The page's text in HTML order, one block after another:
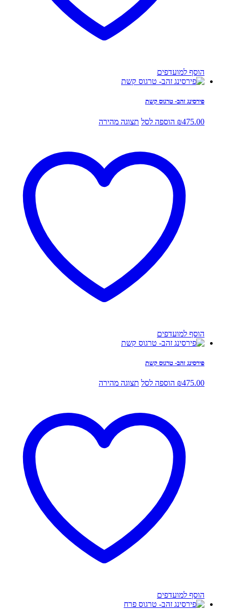
הוסף למועדפים
פירסינג זהב- טרגוס קשת
₪475.00 הוספה לסל תצוגה מהירה
הוסף למועדפים
פירסינג זהב- טרגוס קשת
₪475.00 הוספה לסל תצוגה מהירה
הוסף למועדפים